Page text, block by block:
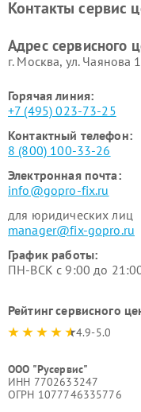
Контакты сервис
Адрес сервисного
г. Москва, ул. Чаянова
Горячая линия:
+7 (495) 023-73-25
Контактный телефон:
8 (800) 100-33-26
Электронная почта:
info@gopro-fix.ru
для юридических лиц
manager@fix-gopro.ru
График работы:
ПН-ВСК с 9:00 до
Рейтинг сервисного
4.9-5.0
ООО "Русервис"
ИНН 7702633247
ОГРН 1077746335776